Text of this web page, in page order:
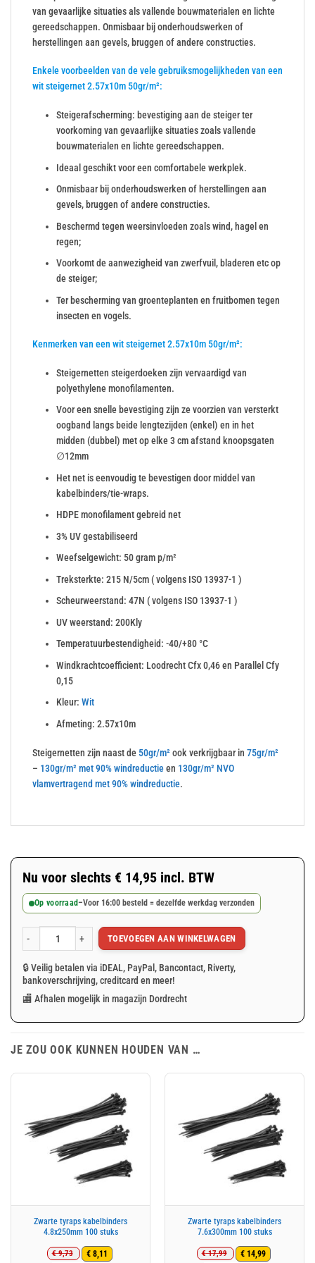
van gevaarlijke situaties als vallende bouwmaterialen en lichte
gereedschappen. Onmisbaar bij onderhoudswerken of
herstellingen aan gevels, bruggen of andere constructies.
Enkele voorbeelden van de vele gebruiksmogelijkheden van een
wit steigernet 2.57x10m 50gr/m²:
Steigerafscherming: bevestiging aan de steiger ter
voorkoming van gevaarlijke situaties zoals vallende
bouwmaterialen en lichte gereedschappen.
Ideaal geschikt voor een comfortabele werkplek.
Onmisbaar bij onderhoudswerken of herstellingen aan
gevels, bruggen of andere constructies.
Beschermd tegen weersinvloeden zoals wind, hagel en
regen;
Voorkomt de aanwezigheid van zwerfvuil, bladeren etc op
de steiger;
Ter bescherming van groenteplanten en fruitbomen tegen
insecten en vogels.
Kenmerken van een wit steigernet 2.57x10m 50gr/m²:
Steigernetten steigerdoeken zijn vervaardigd van
polyethylene monofilamenten.
Voor een snelle bevestiging zijn ze voorzien van versterkt
oogband langs beide lengtezijden (enkel) en in het
midden (dubbel) met op elke 3 cm afstand knoopsgaten
∅12mm
Het net is eenvoudig te bevestigen door middel van
kabelbinders/tie-wraps.
HDPE monofilament gebreid net
3% UV gestabiliseerd
Weefselgewicht: 50 gram p/m²
Treksterkte: 215 N/5cm ( volgens ISO 13937-1 )
Scheurweerstand: 47N ( volgens ISO 13937-1 )
UV weerstand: 200Kly
Temperatuurbestendigheid: -40/+80 °C
Windkrachtcoefficient: Loodrecht Cfx 0,46 en Parallel Cfy
0,15
Kleur: Wit
Afmeting: 2.57x10m
Steigernetten zijn naast de 50gr/m²ook verkrijgbaar in 75gr/m²
– 130gr/m² met 90% windreductieen 130gr/m² NVO
vlamvertragend met 90% windreductie.
Nu voor slechts € 14,95 incl. BTW
Op voorraad –Voor 16:00 besteld = dezelfde werkdag verzonden
Wit steigernet 2.57x10m 50gr/m² aantalTOEVOEGEN AAN WINKELWAGEN
🔒 Veilig betalen via iDEAL, PayPal, Bancontact, Riverty,
bankoverschrijving, creditcard en meer!
🏬 Afhalen mogelijk in magazijn Dordrecht
JE ZOU OOK KUNNEN HOUDEN VAN …
Zwarte tyraps kabelbinders
4.8x250mm 100 stuks
€9,73
€ 8,11
Zwarte tyraps kabelbinders
7.6x300mm 100 stuks
€17,99
€ 14,99